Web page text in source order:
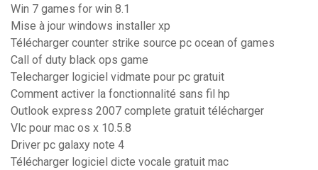
Win 7 games for win 8.1
Mise à jour windows installer xp
Télécharger counter strike source pc ocean of games
Call of duty black ops game
Telecharger logiciel vidmate pour pc gratuit
Comment activer la fonctionnalité sans fil hp
Outlook express 2007 complete gratuit télécharger
Vlc pour mac os x 10.5.8
Driver pc galaxy note 4
Télécharger logiciel dicte vocale gratuit mac